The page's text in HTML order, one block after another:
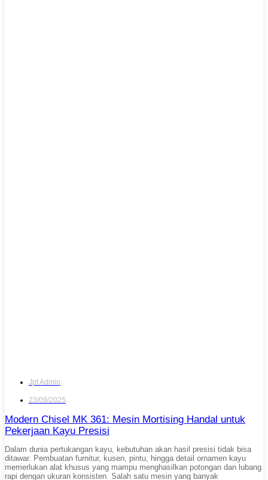
Jpt Admin
23/09/2025
Modern Chisel MK 361: Mesin Mortising Handal untuk
Pekerjaan Kayu Presisi
Dalam dunia pertukangan kayu, kebutuhan akan hasil presisi tidak bisa
ditawar. Pembuatan furnitur, kusen, pintu, hingga detail ornamen kayu
memerlukan alat khusus yang mampu menghasilkan potongan dan lubang
rapi dengan ukuran konsisten. Salah satu mesin yang banyak